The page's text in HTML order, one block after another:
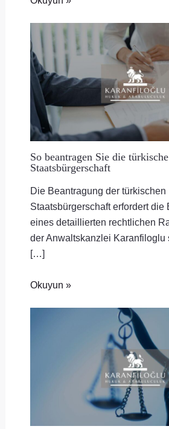
So beantragen Sie die türkische
Staatsbürgerschaft
Die Beantragung der türkischen
Staatsbürgerschaft erfordert die
eines detaillierten rechtlichen
der Anwaltskanzlei Karanfiloglu
[…]
Okuyun »